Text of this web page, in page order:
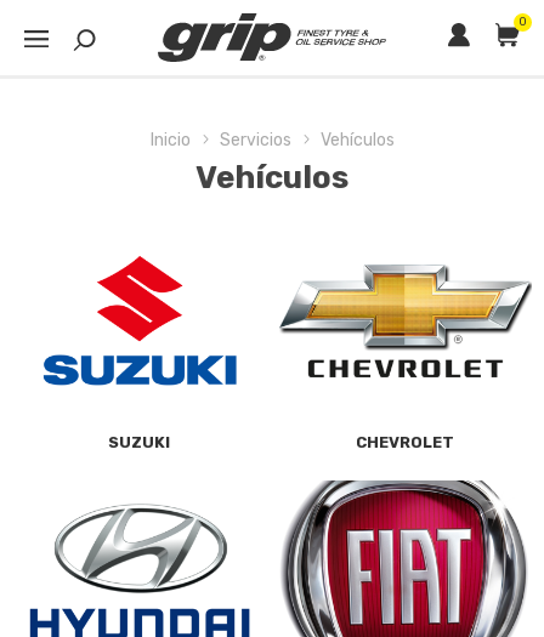
0
Inicio Servicios Vehículos
Vehículos
SUZUKI CHEVROLET